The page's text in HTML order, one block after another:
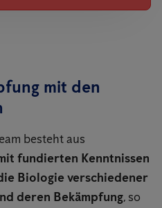
mit den
besteht aus
fundierten Kenntnissen
Biologie verschiedener
deren Bekämpfung, so